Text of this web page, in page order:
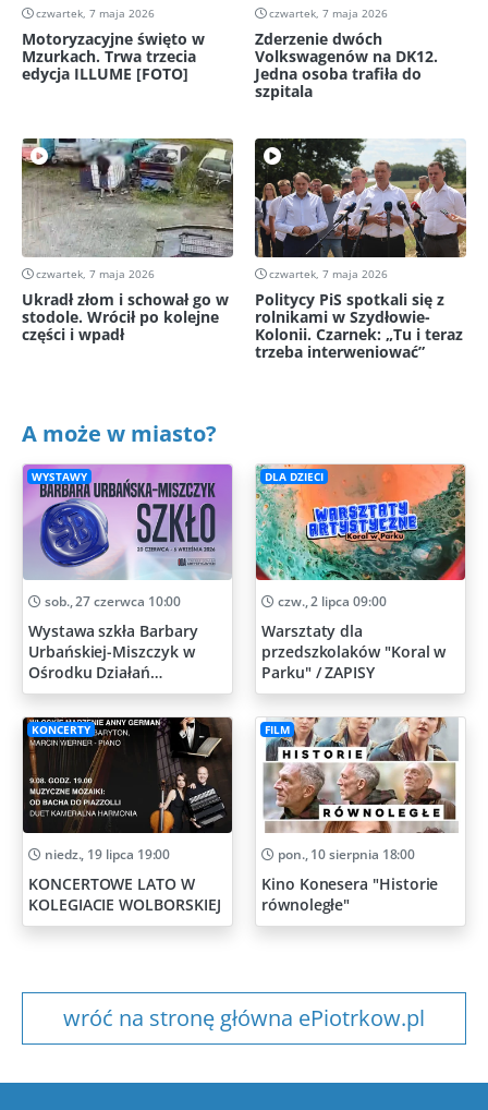
czwartek, 7 maja 2026
Motoryzacyjne święto w
Mzurkach. Trwa trzecia
edycja ILLUME [FOTO]
czwartek, 7 maja 2026
Zderzenie dwóch
Volkswagenów na DK12.
Jedna osoba trafiła do
szpitala
czwartek, 7 maja 2026
Ukradł złom i schował go w
stodole. Wrócił po kolejne
części i wpadł
czwartek, 7 maja 2026
Politycy PiS spotkali się z
rolnikami w Szydłowie-
Kolonii. Czarnek: „Tu i teraz
trzeba interweniować”
A może w miasto?
WYSTAWY
sob., 27 czerwca 10:00
Wystawa szkła Barbary
Urbańskiej-Miszczyk w
Ośrodku Działań
Artystycznych
DLA DZIECI
czw., 2 lipca 09:00
Warsztaty dla
przedszkolaków "Koral w
Parku" / ZAPISY
KONCERTY
niedz., 19 lipca 19:00
KONCERTOWE LATO W
KOLEGIACIE WOLBORSKIEJ
FILM
pon., 10 sierpnia 18:00
Kino Konesera "Historie
równoległe"
wróć na stronę główna ePiotrkow.pl